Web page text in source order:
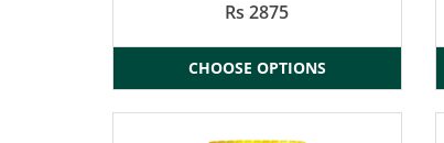
Rs 2875
CHOOSE OPTIONS